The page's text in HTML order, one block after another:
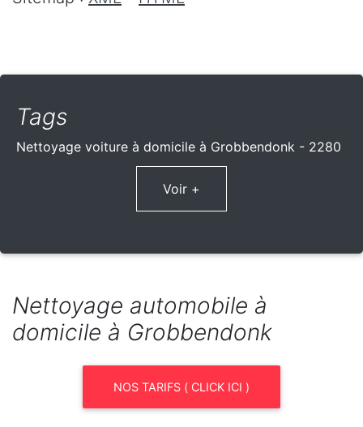
Tags
Nettoyage voiture à domicile à Grobbendonk - 2280
Voir +
Nettoyage automobile à
domicile à Grobbendonk
NOS TARIFS ( CLICK ICI )